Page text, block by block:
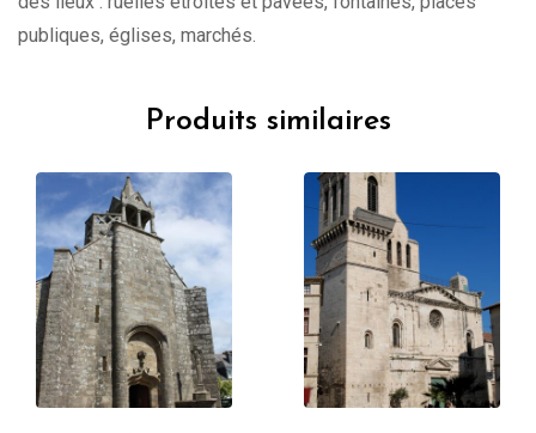
publiques, églises, marchés.
Produits similaires